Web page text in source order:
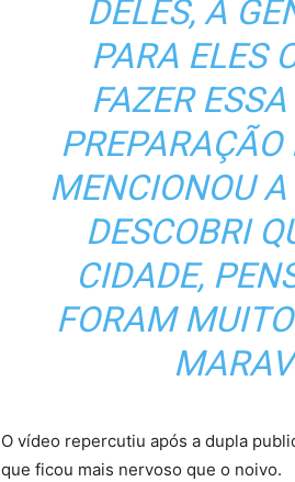
DELES, A
PARA ELES
FAZER
MENCIONOU
DESCOBRI
CIDADE,
FORAM
O vídeo repercutiu após a dupla
que ficou mais nervoso que o noivo.